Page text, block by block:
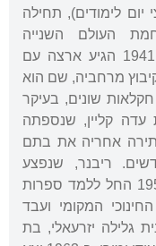
יום לימודים), תחילה
העולם השנייה
בבאנסקה ביסטריצה. בראשית מאי 1941 הגיע ארצה עם
מרחביה, שם הוא
שונים, בעיקר
לאישה את עדה קליין, שנספתה
בפברואר 1950 בהותירה אחריה את בתם
ריבנר, שנפצע
בתאונה, עבר תהליך שיקום ובסוף 1950 החל ללמד ספרות
המקומי ועבד
גלילה יזרעאלי, בת